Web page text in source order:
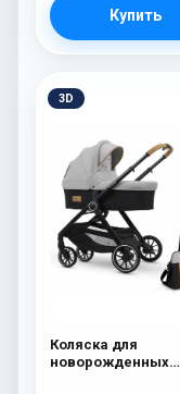
Купить
3D
Коляска для
новорожденных